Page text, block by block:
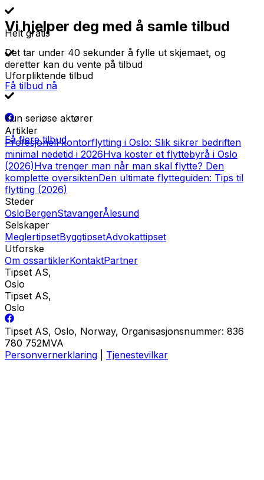
Helt gratis
Uforpliktende tilbud
Kun seriøse aktører
Få flere tilbud
Vi hjelper deg med å samle tilbud
Det tar under 40 sekunder å fylle ut skjemaet, og
deretter kan du vente på tilbud
Få tilbud nå
Artikler
Profesjonell kontorflytting i Oslo: Slik sikrer bedriften
minimal nedetid i 2026Hva koster et flyttebyrå i Oslo
(2026)Hva trenger man når man skal flytte? Den
komplette oversiktenDen ultimate flytteguiden: Tips til
flytting (2026)
Steder
OsloBergenStavangerÅlesund
Selskaper
MeglertipsetByggtipsetAdvokattipset
Utforske
Om ossartiklerKontaktPartner
Tipset AS,
Oslo
Tipset AS,
Oslo
Tipset AS, Oslo, Norway, Organisasjonsnummer: 836
780 752MVA
Personvernerklaring
Tjenestevilkar